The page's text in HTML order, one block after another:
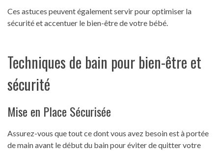
Ces astuces peuvent également servir pour optimiser la
sécurité et accentuer le bien-être de votre bébé.
Techniques de bain pour bien-être et
sécurité
Mise en Place Sécurisée
Assurez-vous que tout ce dont vous avez besoin est à portée
de main avant le début du bain pour éviter de quitter votre